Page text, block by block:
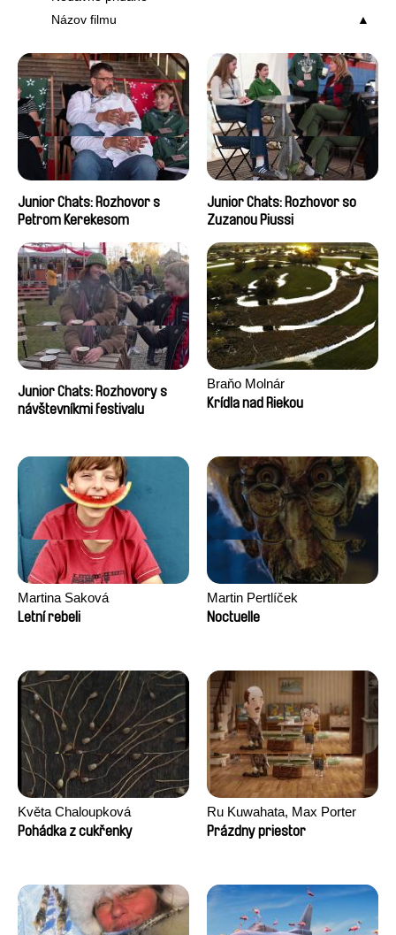
Názov filmu
Junior Chats: Rozhovor s
Petrom Kerekesom
Junior Chats: Rozhovor so
Zuzanou Piussi
Junior Chats: Rozhovory s
návštevníkmi festivalu
Braňo Molnár
Krídla nad Riekou
Martina Saková
Letní rebeli
Martin Pertlíček
Noctuelle
Květa Chaloupková
(Přibylová)
Pohádka z cukřenky
Ru Kuwahata, Max Porter
Prázdny priestor